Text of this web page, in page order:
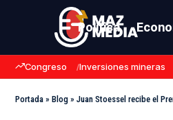
Política
Congreso Inversiones mineras
Portada » Blog » Juan Stoessel recibe el